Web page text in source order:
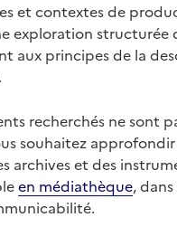
et contextes de
exploration structurée
aux principes de la
recherchés ne sont
souhaitez
archives et des
en médiathèque,